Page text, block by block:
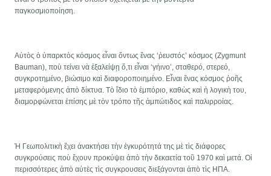
παγκοσμιοποίηση.
Αὑτὸς ὁ ὑπαρκτὸς κόσμος εἶναι ὄντως ἕνας ‘ῥευστός’ κόσμος (Zygmunt
Bauman), ποὺ τείνει νὰ ἐξαλείψῃ ὅ,τι εἶναι ‘γήινο’, σταθερό, στερεό,
συγκροτημένο, βιώσιμο καὶ διαφοροποιημένο. Εἶναι ἕνας κόσμος ῥοῆς
μεταφερόμενης ἀπὸ δίκτυα. Τὸ ἴδιο τὸ ἐμπόριο, καθὼς καὶ ἡ λογικὴ του,
διαμορφώνεται ἐπίσης μὲ τὸν τρόπο τῆς ἀμπώτιδος καὶ παλιρροίας.
Ἡ Γεωπολιτικὴ ἔχει ἀνακτήσει τὴν ἐγκυρότητά της μὲ τὶς διάφορες
συγκρούσεις ποὺ ἔχουν προκύψει ἀπὸ τὴν δεκαετία τοῦ 1970 καὶ μετά. Οἱ
περισσότερες ἀπὸ αὐτὲς τὶς συγκρουσεις διεξάγονται ἀπὸ τὶς ΗΠΑ.